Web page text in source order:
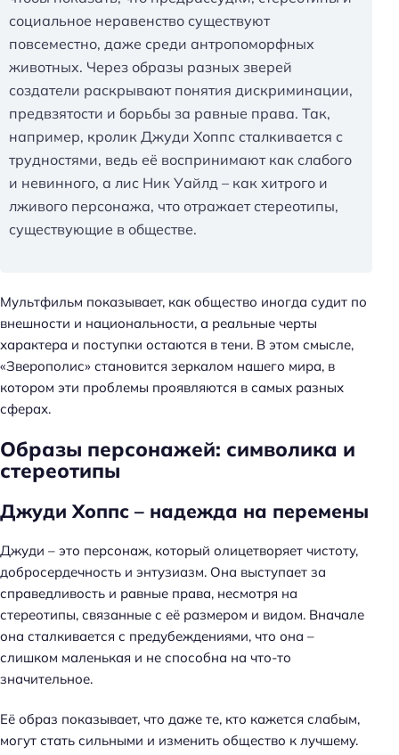
социальное неравенство существуют
повсеместно, даже среди антропоморфных
животных. Через образы разных зверей
создатели раскрывают понятия дискриминации,
предвзятости и борьбы за равные права. Так,
например, кролик Джуди Хоппс сталкивается с
трудностями, ведь её воспринимают как слабого
и невинного, а лис Ник Уайлд – как хитрого и
лживого персонажа, что отражает стереотипы,
существующие в обществе.
Мультфильм показывает, как общество иногда судит по
внешности и национальности, а реальные черты
характера и поступки остаются в тени. В этом смысле,
«Зверополис» становится зеркалом нашего мира, в
котором эти проблемы проявляются в самых разных
сферах.
Образы персонажей: символика и
стереотипы
Джуди Хоппс – надежда на перемены
Джуди – это персонаж, который олицетворяет чистоту,
добросердечность и энтузиазм. Она выступает за
справедливость и равные права, несмотря на
стереотипы, связанные с её размером и видом. Вначале
она сталкивается с предубеждениями, что она –
слишком маленькая и не способна на что-то
значительное.
Её образ показывает, что даже те, кто кажется слабым,
могут стать сильными и изменить общество к лучшему.